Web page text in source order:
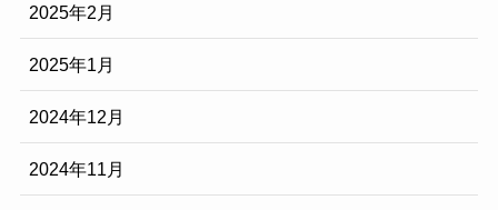
2025年2月
2025年1月
2024年12月
2024年11月